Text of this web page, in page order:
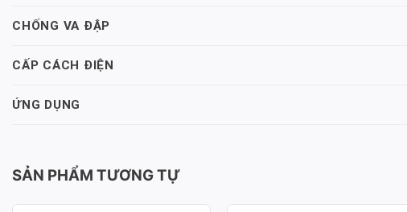
CHỐNG VA ĐẬP
CẤP CÁCH ĐIỆN
ỨNG DỤNG
SẢN PHẨM TƯƠNG TỰ